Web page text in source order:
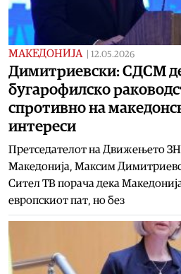
МАКЕДОНИЈА 12.05.2026
Димитриевски: СДСМ
бугарофилско
спротивно на
интереси
Претседателот на Движењето
Македонија, Максим
Сител ТВ порача дека
европскиот пат, но без